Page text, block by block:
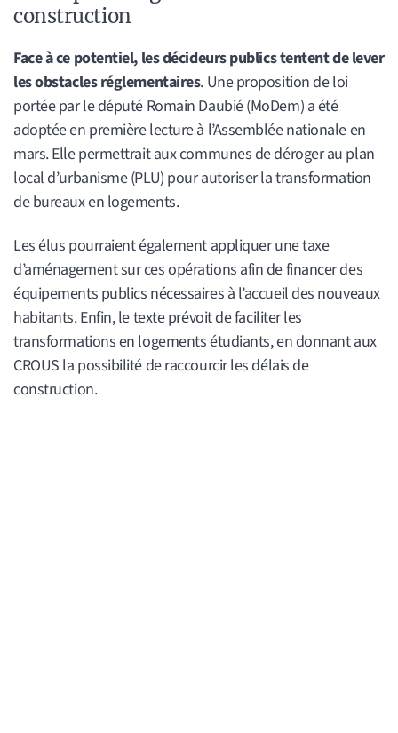
construction
Face à ce potentiel, les décideurs publics tentent de lever
les obstacles réglementaires. Une proposition de loi
portée par le député Romain Daubié (MoDem) a été
adoptée en première lecture à l’Assemblée nationale en
mars. Elle permettrait aux communes de déroger au plan
local d’urbanisme (PLU) pour autoriser la transformation
de bureaux en logements.
Les élus pourraient également appliquer une taxe
d’aménagement sur ces opérations afin de financer des
équipements publics nécessaires à l’accueil des nouveaux
habitants. Enfin, le texte prévoit de faciliter les
transformations en logements étudiants, en donnant aux
CROUS la possibilité de raccourcir les délais de
construction.